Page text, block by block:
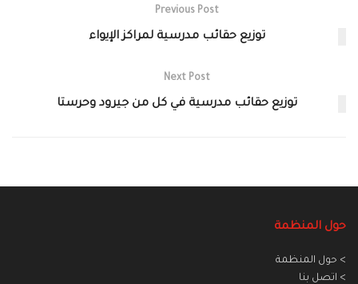
Previous Post
توزيع حقائب مدرسية لمراكز الإيواء
Next Post
توزيع حقائب مدرسية في كل من جيرود وحرستا‎
حول المنظمة
> حول المنظمة
> اتصل بنا